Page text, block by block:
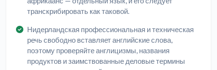
транскрибировать как таковой.
Нидерландская профессиональная и техническая
речь свободно вставляет английские слова,
поэтому проверяйте англицизмы, названия
продуктов и заимствованные деловые термины